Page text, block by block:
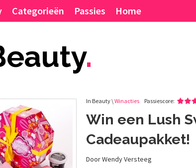
Categorieën Passies Home
.
In Beauty \Winacties Passiescore:
Win een Lush
Cadeaupakket!
Door Wendy Versteeg